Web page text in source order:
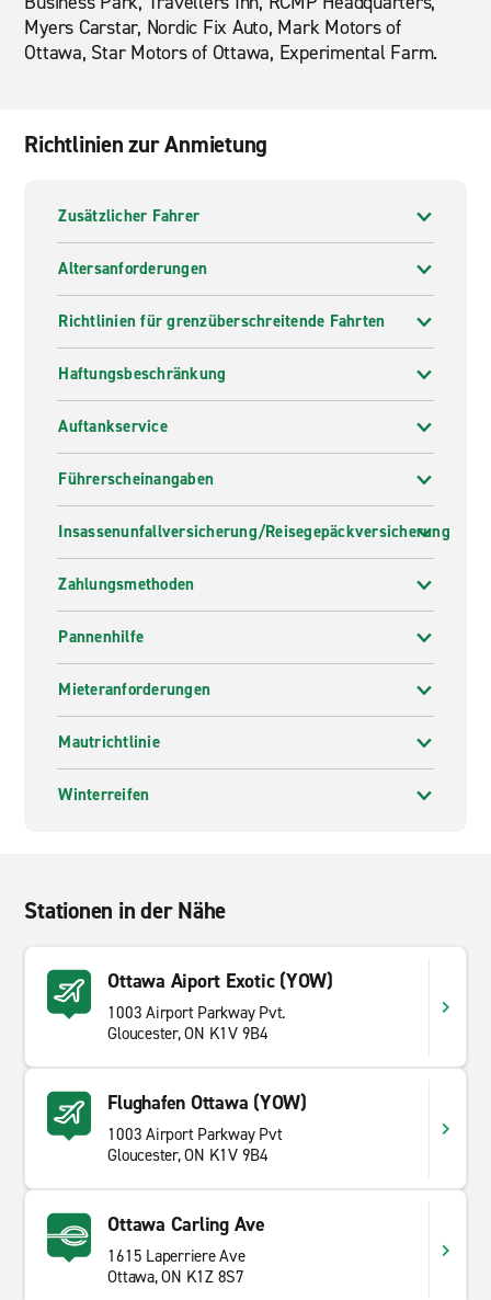
Myers Carstar, Nordic Fix Auto, Mark Motors of
Ottawa, Star Motors of Ottawa, Experimental Farm.
Richtlinien zur Anmietung
Zusätzlicher Fahrer
Altersanforderungen
Richtlinien für grenzüberschreitende Fahrten
Haftungsbeschränkung
Auftankservice
Führerscheinangaben
Insassenunfallversicherung/Reisegepäckversicherung
Zahlungsmethoden
Pannenhilfe
Mieteranforderungen
Mautrichtlinie
Winterreifen
Stationen in der Nähe
Ottawa Aiport Exotic (YOW)
1003 Airport Parkway Pvt.
Gloucester, ON K1V 9B4
Flughafen Ottawa (YOW)
1003 Airport Parkway Pvt
Gloucester, ON K1V 9B4
Ottawa Carling Ave
1615 Laperriere Ave
Ottawa, ON K1Z 8S7